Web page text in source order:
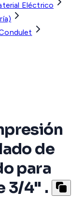
Eléctrico
de
para
3/4" .